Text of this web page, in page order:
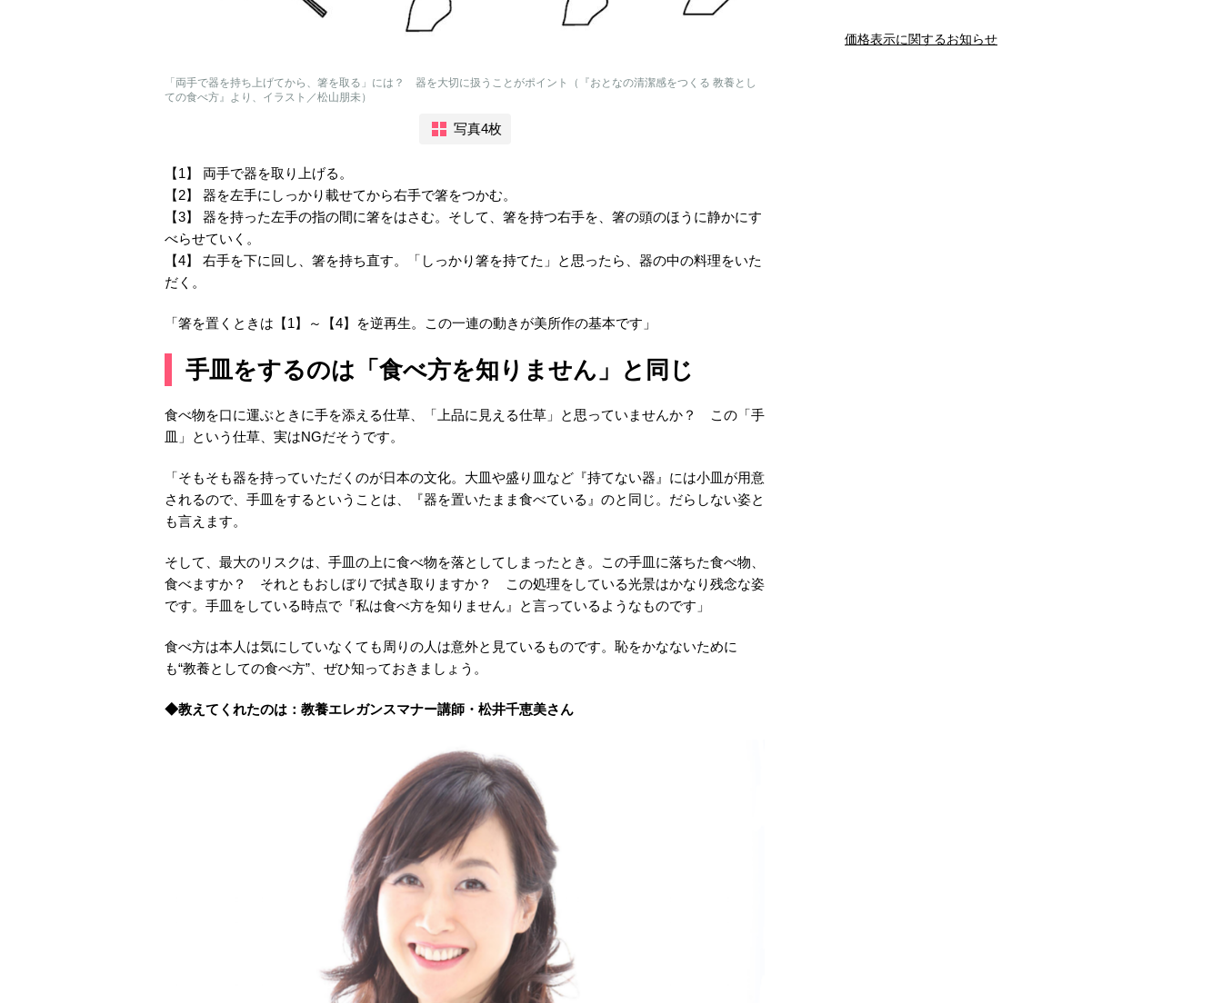
「両手で器を持ち上げてから、箸を取る」には？ 器を大切に扱うことがポイント（『おとなの清潔感をつくる 教養とし
ての食べ方』より、イラスト／松山朋未）
写真4枚
【1】 両手で器を取り上げる。
【2】 器を左手にしっかり載せてから右手で箸をつかむ。
【3】 器を持った左手の指の間に箸をはさむ。そして、箸を持つ右手を、箸の頭のほうに静かにす
べらせていく。
【4】 右手を下に回し、箸を持ち直す。「しっかり箸を持てた」と思ったら、器の中の料理をいた
だく。
「箸を置くときは【1】～【4】を逆再生。この一連の動きが美所作の基本です」
手皿をするのは「食べ方を知りません」と同じ
食べ物を口に運ぶときに手を添える仕草、「上品に見える仕草」と思っていませんか？ この「手
皿」という仕草、実はNGだそうです。
「そもそも器を持っていただくのが日本の文化。大皿や盛り皿など『持てない器』には小皿が用意
されるので、手皿をするということは、『器を置いたまま食べている』のと同じ。だらしない姿と
も言えます。
そして、最大のリスクは、手皿の上に食べ物を落としてしまったとき。この手皿に落ちた食べ物、
食べますか？ それともおしぼりで拭き取りますか？ この処理をしている光景はかなり残念な姿
です。手皿をしている時点で『私は食べ方を知りません』と言っているようなものです」
食べ方は本人は気にしていなくても周りの人は意外と見ているものです。恥をかなないために
も“教養としての食べ方”、ぜひ知っておきましょう。
◆教えてくれたのは：教養エレガンスマナー講師・松井千恵美さん
夫との関係
新津春子 どか食い
価格表示に関するお知らせ